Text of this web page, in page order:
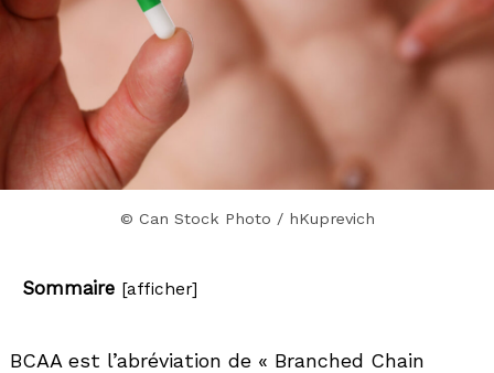
© Can Stock Photo / hKuprevich
Sommaire [afficher]
BCAA est l’abréviation de « Branched Chain